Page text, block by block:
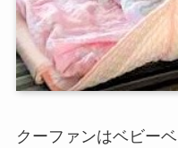
クーファンはベビー